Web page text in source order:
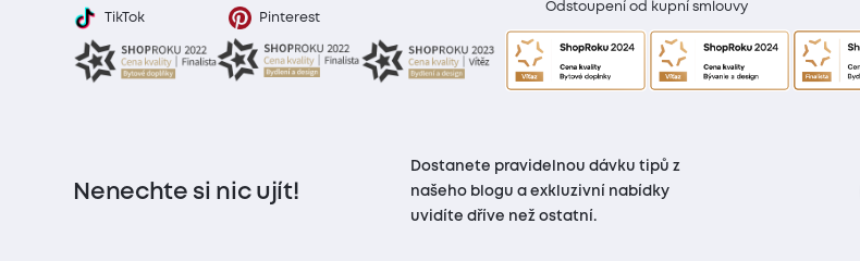
TikTok Pinterest
Odstoupení od kupní smlouvy
Nenechte si nic ujít!
Dostanete pravidelnou dávku tipů z
našeho blogu a exkluzivní nabídky
uvidíte dříve než ostatní.